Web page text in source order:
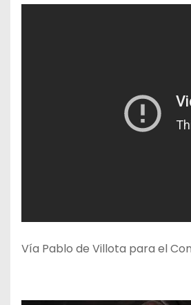
Vía Pablo de Villota para el